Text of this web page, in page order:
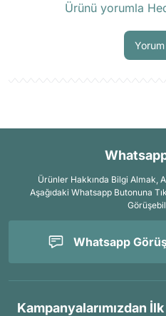
Ürünü yorumla
Ürünler Hakkında Bilgi Almak,
Aşağıdaki Whatsapp Butonuna
Whatsapp
Kampanyalarımızdan